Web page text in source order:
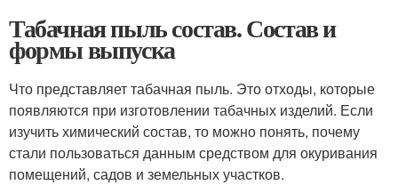
Табачная пыль состав. Состав и
формы выпуска
Что представляет табачная пыль. Это отходы, которые
появляются при изготовлении табачных изделий. Если
изучить химический состав, то можно понять, почему
стали пользоваться данным средством для окуривания
помещений, садов и земельных участков.